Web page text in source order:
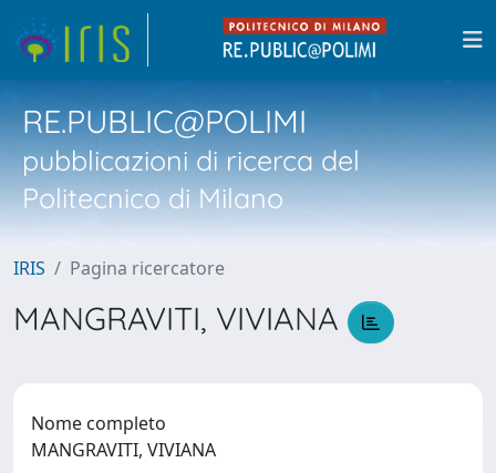
RE.PUBLIC@POLIMI
pubblicazioni di ricerca del
Politecnico di Milano
IRIS Pagina ricercatore
MANGRAVITI, VIVIANA
Nome completo
MANGRAVITI, VIVIANA